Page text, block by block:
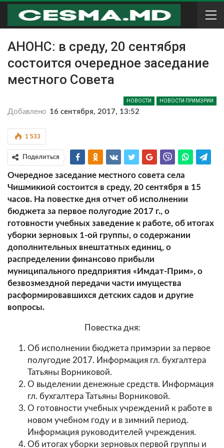
АНОНС: в среду, 20 сентября
состоится очередное заседание
местного Совета
НОВОСТИ НОВОСТИ ПРИМЭРИИ
Добавлено 16 сентября, 2017, 13:52
1 533
Поделиться
Очередное заседание местного совета села
Чишмикиой состоится в среду, 20 сентября в 15
часов. На повестке дня отчет об исполнении
бюджета за первое полугодие 2017 г., о
готовности учебных заведение к работе, об итогах
уборки зерновых 1-ой группы, о содержании
дополнительных внештатных единиц, о
распределении финансово прибыли
муниципального предприятия «Имдат-Прим», о
безвозмездной передачи части имущества
расформировавшихся детских садов и другие
вопросы.
Повестка дня:
Об исполнении бюджета примэрии за первое
полугодие 2017. Информация гл. бухгалтера
Татьяны Ворниковой.
О выделении денежные средств. Информация
гл. бухгалтера Татьяны Ворниковой.
О готовности учебных учреждений к работе в
новом учебном году и в зимний период.
Информация руководителей учреждения.
Об итогах уборки зерновых первой группы и